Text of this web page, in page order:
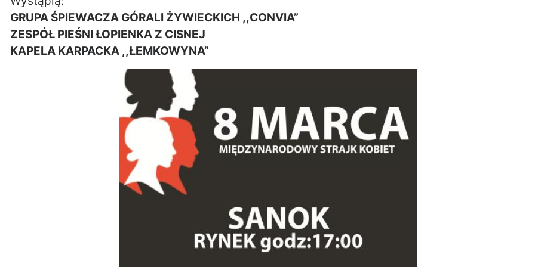
GRUPA ŚPIEWACZA GÓRALI ŻYWIECKICH ,,CONVIA”
ZESPÓŁ PIEŚNI ŁOPIENKA Z CISNEJ
KAPELA KARPACKA ,,ŁEMKOWYNA”